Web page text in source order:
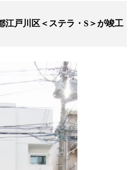
江戸川区＜ステラ・S＞が竣工